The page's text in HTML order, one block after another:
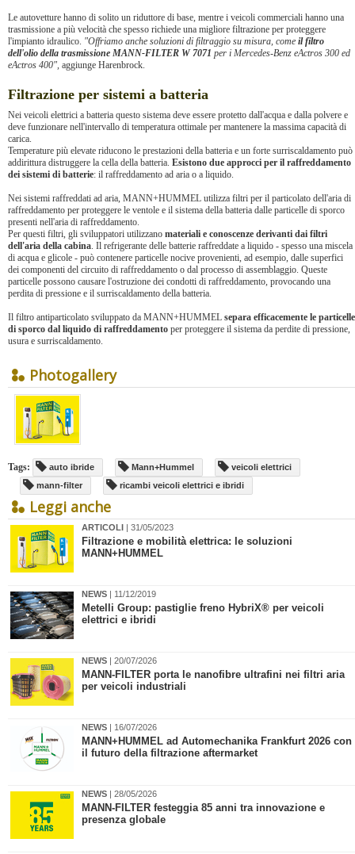
Le autovetture hanno di solito un riduttore di base, mentre i veicoli commerciali hanno una
trasmissione a più velocità che spesso richiede una migliore filtrazione per proteggere
l'impianto idraulico. "Offriamo anche soluzioni di filtraggio su misura, come il filtro
dell'olio della trasmissione MANN-FILTER W 7071 per i Mercedes-Benz eActros 300 ed
eActros 400", aggiunge Harenbrock.
Filtrazione per sistemi a batteria
Nei veicoli elettrici a batteria questo sistema deve essere protetto dall'acqua e dalla polvere e
deve funzionare nell'intervallo di temperatura ottimale per mantenere la massima capacità di
carica.
Temperature più elevate riducono le prestazioni della batteria e un forte surriscaldamento può
addirittura distruggere la cella della batteria. Esistono due approcci per il raffreddamento
dei sistemi di batterie: il raffreddamento ad aria o a liquido.
Nei sistemi raffreddati ad aria, MANN+HUMMEL utilizza filtri per il particolato dell'aria di
raffreddamento per proteggere le ventole e il sistema della batteria dalle particelle di sporco
presenti nell'aria di raffreddamento.
Per questi filtri, gli sviluppatori utilizzano materiali e conoscenze derivanti dai filtri
dell'aria della cabina. Il refrigerante delle batterie raffreddate a liquido - spesso una miscela
di acqua e glicole - può contenere particelle nocive provenienti, ad esempio, dalle superfici
dei componenti del circuito di raffreddamento o dal processo di assemblaggio. Queste
particelle possono causare l'ostruzione dei condotti di raffreddamento, provocando una
perdita di pressione e il surriscaldamento della batteria.
Il filtro antiparticolato sviluppato da MANN+HUMMEL separa efficacemente le particelle
di sporco dal liquido di raffreddamento per proteggere il sistema da perdite di pressione,
usura e surriscaldamento.
Photogallery
Tags: auto ibride Mann+Hummel
veicoli elettrici
mann-filter
ricambi veicoli elettrici e ibridi
Leggi anche
ARTICOLI | 31/05/2023
Filtrazione e mobilità elettrica: le soluzioni
MANN+HUMMEL
NEWS | 11/12/2019
Metelli Group: pastiglie freno HybriX® per veicoli
elettrici e ibridi
NEWS | 20/07/2026
MANN-FILTER porta le nanofibre ultrafini nei filtri aria
per veicoli industriali
NEWS | 16/07/2026
MANN+HUMMEL ad Automechanika Frankfurt 2026 con
il futuro della filtrazione aftermarket
NEWS | 28/05/2026
​MANN-FILTER festeggia 85 anni tra innovazione e
presenza globale